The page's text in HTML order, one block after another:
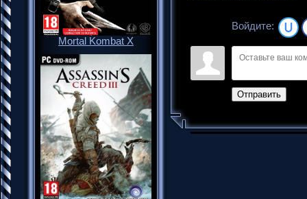
Mortal Kombat X
Войдите:
Отправить